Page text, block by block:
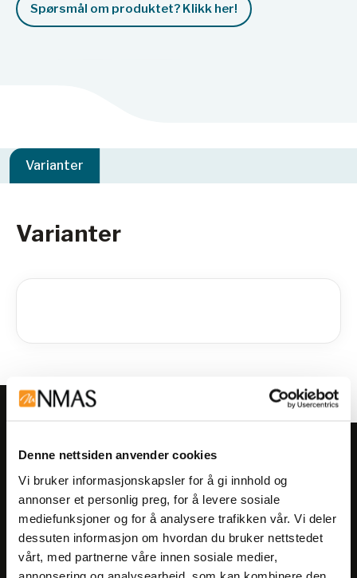
Denne nettsiden anvender cookies
Vi bruker informasjonskapsler for å gi innhold og
annonser et personlig preg, for å levere sosiale
mediefunksjoner og for å analysere trafikken vår. Vi deler
dessuten informasjon om hvordan du bruker nettstedet
vårt, med partnerne våre innen sosiale medier,
annonsering og analysearbeid, som kan kombinere den
Spørsmål om produktet? Klikk her!
Varianter
Varianter
Meld deg på vårt nyhetsbrev!
Få informasjon om produkter,
arrangementer og kampanjer.
Meld på nyhetsbrev